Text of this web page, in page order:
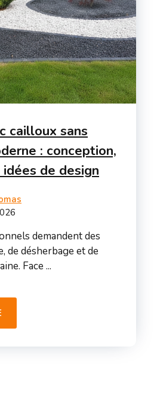
cailloux sans
: conception,
de design
demandent des
de désherbage et de
Face ...